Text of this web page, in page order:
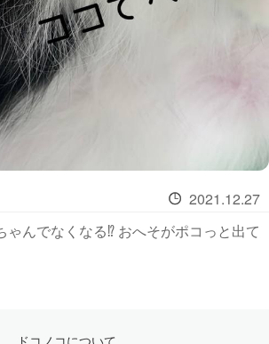
2021.12.27
ゃんでなくなる⁉️ おへそがポコっと出て